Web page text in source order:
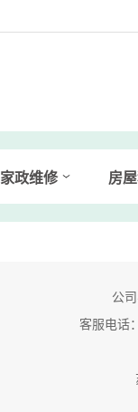
家政维修 房
公
客服电话